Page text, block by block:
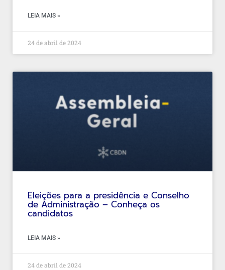
LEIA MAIS »
24 de abril de 2024
Eleições para a presidência e Conselho
de Administração – Conheça os
candidatos
LEIA MAIS »
24 de abril de 2024